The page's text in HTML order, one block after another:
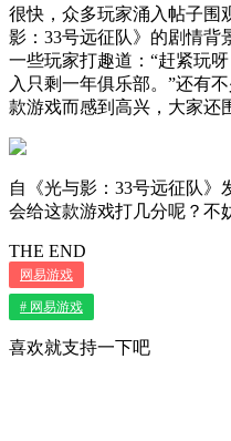
很快，众多玩家涌入帖子围
影：33号远征队》的剧情背
一些玩家打趣道：“赶紧玩
入只剩一年俱乐部。”还有
款游戏而感到高兴，大家还
自《光与影：33号远征队》
会给这款游戏打几分呢？不
THE END
网易游戏
# 网易游戏
喜欢就支持一下吧